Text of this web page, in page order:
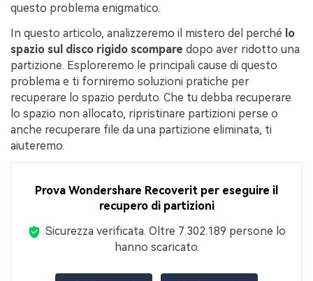
questo problema enigmatico.
In questo articolo, analizzeremo il mistero del perché lo
spazio sul disco rigido scompare dopo aver ridotto una
partizione. Esploreremo le principali cause di questo
problema e ti forniremo soluzioni pratiche per
recuperare lo spazio perduto. Che tu debba recuperare
lo spazio non allocato, ripristinare partizioni perse o
anche recuperare file da una partizione eliminata, ti
aiuteremo.
Prova Wondershare Recoverit per eseguire il
recupero di partizioni
Sicurezza verificata. Oltre 7.302.189 persone lo
hanno scaricato.